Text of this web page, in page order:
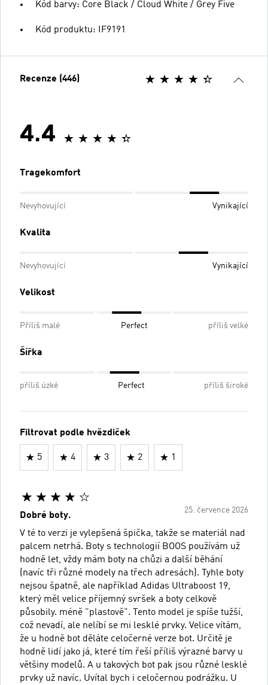
Kód barvy: Core Black / Cloud White / Grey Five
Kód produktu: IF9191
Recenze (446)
4.4
Tragekomfort
Nevyhovující Vynikající
Kvalita
Nevyhovující Vynikající
Velikost
Příliš malé Perfect příliš velké
Šířka
příliš úzké Perfect příliš široké
Filtrovat podle hvězdiček
5 4 3 2 1
25. července 2026
Dobré boty.
V té to verzi je vylepšená špička, takže se materiál nad
palcem netrhá. Boty s technologií BOOS používám už
hodně let, vždy mám boty na chůzi a další běhání
(navíc tři různé modely na třech adresách). Tyhle boty
nejsou špatně, ale například Adidas Ultraboost 19,
který měl velice příjemný svršek a boty celkově
působily. méně "plastově". Tento model je spíše tužší,
což nevadí, ale nelíbí se mi lesklé prvky. Velice vítám,
že u hodně bot děláte celočerné verze bot. Určitě je
hodně lidí jako já, které tím řeší příliš výrazné barvy u
většiny modelů. A u takových bot pak jsou různé lesklé
prvky už navíc. Uvítal bych i celočernou podrážku. U